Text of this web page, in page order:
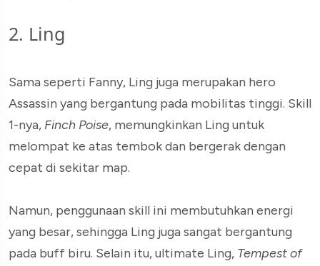
2. Ling
Sama seperti Fanny, Ling juga merupakan hero
Assassin yang bergantung pada mobilitas tinggi. Skill
1-nya, Finch Poise, memungkinkan Ling untuk
melompat ke atas tembok dan bergerak dengan
cepat di sekitar map.
Namun, penggunaan skill ini membutuhkan energi
yang besar, sehingga Ling juga sangat bergantung
pada buff biru. Selain itu, ultimate Ling, Tempest of